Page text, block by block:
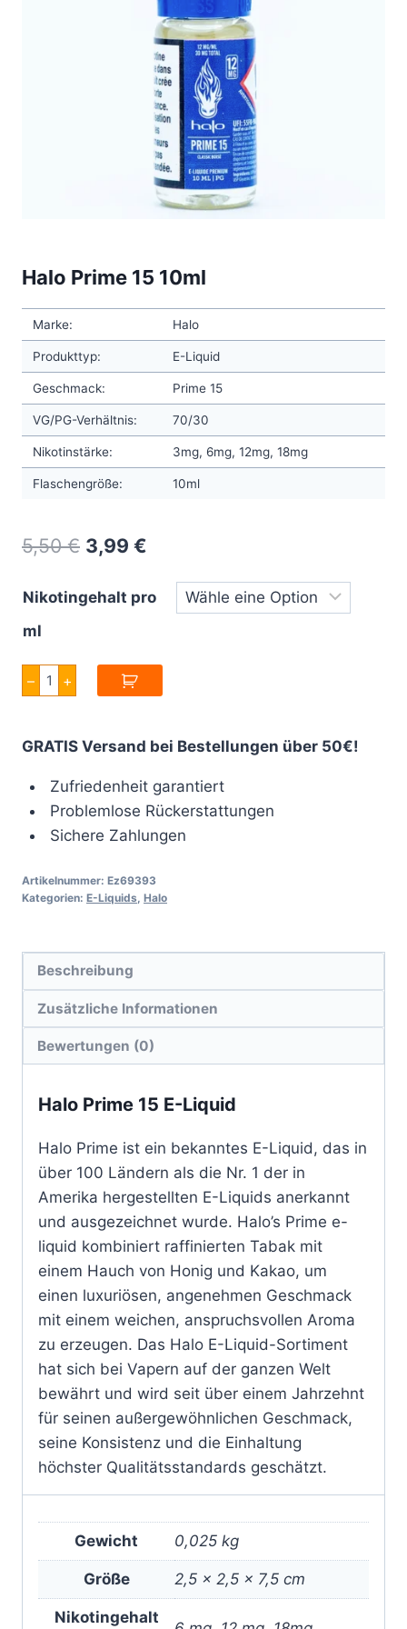
Halo Prime 15 10ml
Marke: Halo
Produkttyp: E-Liquid
Geschmack: Prime 15
VG/PG-Verhältnis: 70/30
Nikotinstärke: 3mg, 6mg, 12mg, 18mg
Flaschengröße: 10ml
5,50€ Original
was:
3,99 €
is:
Nikotingehalt pro
ml
–
Halo
Prime
15
+
GRATIS Versand bei Bestellungen über 50€!
Zufriedenheit garantiert
Problemlose Rückerstattungen
Sichere Zahlungen
Artikelnummer: Ez69393
Kategorien: E-Liquids Halo
Beschreibung
Zusätzliche Informationen
Bewertungen (0)
Halo Prime 15 E-Liquid
Halo Prime ist ein bekanntes E-Liquid, das in
über 100 Ländern als die Nr. 1 der in
Amerika hergestellten E-Liquids anerkannt
und ausgezeichnet wurde. Halo’s Prime e-
liquid kombiniert raffinierten Tabak mit
einem Hauch von Honig und Kakao, um
einen luxuriösen, angenehmen Geschmack
mit einem weichen, anspruchsvollen Aroma
zu erzeugen. Das Halo E-Liquid-Sortiment
hat sich bei Vapern auf der ganzen Welt
bewährt und wird seit über einem Jahrzehnt
für seinen außergewöhnlichen Geschmack,
seine Konsistenz und die Einhaltung
höchster Qualitätsstandards geschätzt.
Gewicht 0,025 kg
Größe 2,5 × 2,5 × 7,5 cm
Nikotingehalt